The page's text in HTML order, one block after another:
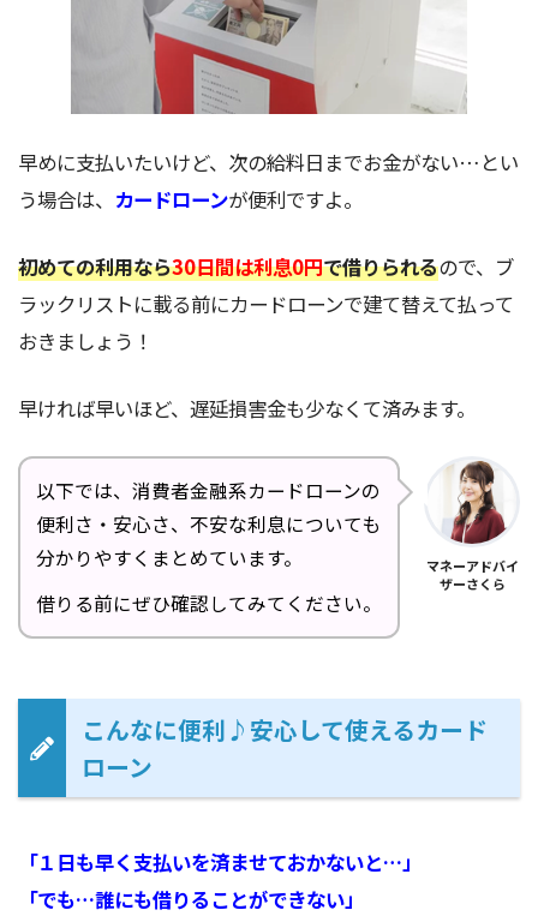
早めに支払いたいけど、次の給料日までお金がない…とい
う場合は、 カードローンが便利ですよ。
初めての利用なら30日間は利息0円で借りられるので、ブ
ラックリストに載る前にカードローンで建て替えて払って
おきましょう！
早ければ早いほど、遅延損害金も少なくて済みます。
以下では、消費者金融系カードローンの
便利さ・安心さ、不安な利息についても
分かりやすくまとめています。
借りる前にぜひ確認してみてください。
マネーアドバイ
ザーさくら
こんなに便利♪安心して使えるカード
ローン
「１日も早く支払いを済ませておかないと…」
「でも…誰にも借りることができない」